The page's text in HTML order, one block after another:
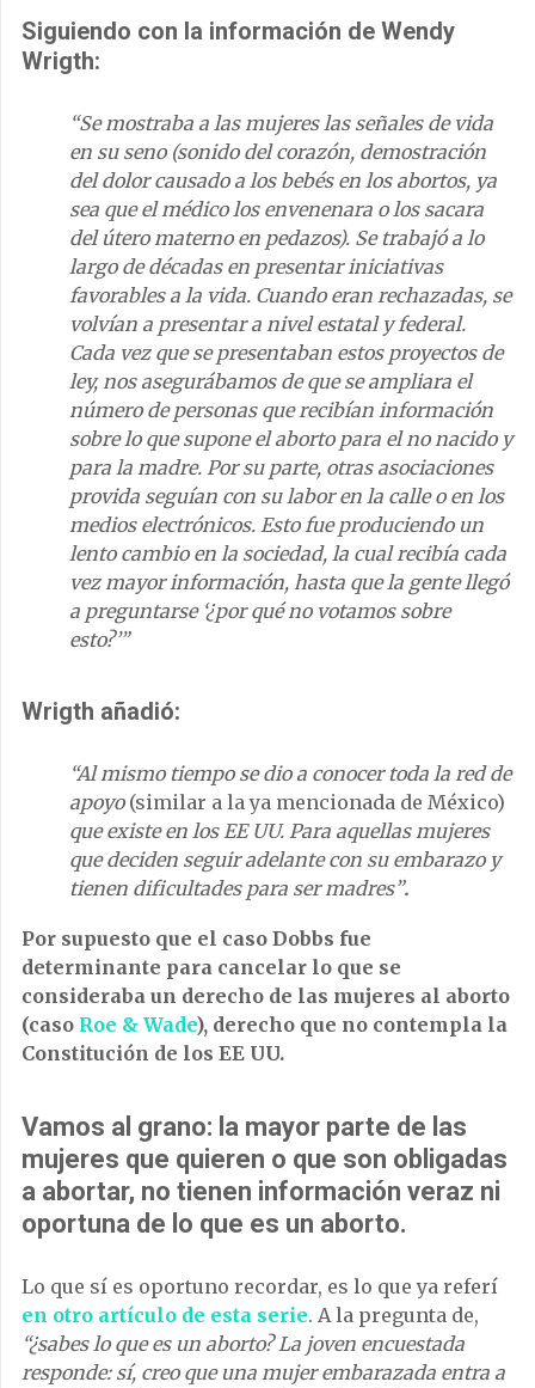
Siguiendo con la información de Wendy
Wrigth:
“Se mostraba a las mujeres las señales de vida
en su seno (sonido del corazón, demostración
del dolor causado a los bebés en los abortos, ya
sea que el médico los envenenara o los sacara
del útero materno en pedazos). Se trabajó a lo
largo de décadas en presentar iniciativas
favorables a la vida. Cuando eran rechazadas, se
volvían a presentar a nivel estatal y federal.
Cada vez que se presentaban estos proyectos de
ley, nos asegurábamos de que se ampliara el
número de personas que recibían información
sobre lo que supone el aborto para el no nacido y
para la madre. Por su parte, otras asociaciones
provida seguían con su labor en la calle o en los
medios electrónicos. Esto fue produciendo un
lento cambio en la sociedad, la cual recibía cada
vez mayor información, hasta que la gente llegó
a preguntarse ‘¿por qué no votamos sobre
esto?’”
Wrigth añadió:
“Al mismo tiempo se dio a conocer toda la red de
apoyo (similar a la ya mencionada de México)
que existe en los EE UU. Para aquellas mujeres
que deciden seguir adelante con su embarazo y
tienen dificultades para ser madres”.
Por supuesto que el caso Dobbs fue
determinante para cancelar lo que se
consideraba un derecho de las mujeres al aborto
(caso Roe & Wade), derecho que no contempla la
Constitución de los EE UU.
Vamos al grano: la mayor parte de las
mujeres que quieren o que son obligadas
a abortar, no tienen información veraz ni
oportuna de lo que es un aborto.
Lo que sí es oportuno recordar, es lo que ya referí
en otro artículo de esta serie. A la pregunta de,
“¿sabes lo que es un aborto? La joven encuestada
responde: sí, creo que una mujer embarazada entra a